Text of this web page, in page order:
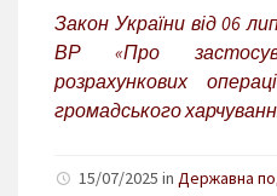
Закон України від 06
ВР «Про
розрахункових
громадського
15/07/2025 in Державна